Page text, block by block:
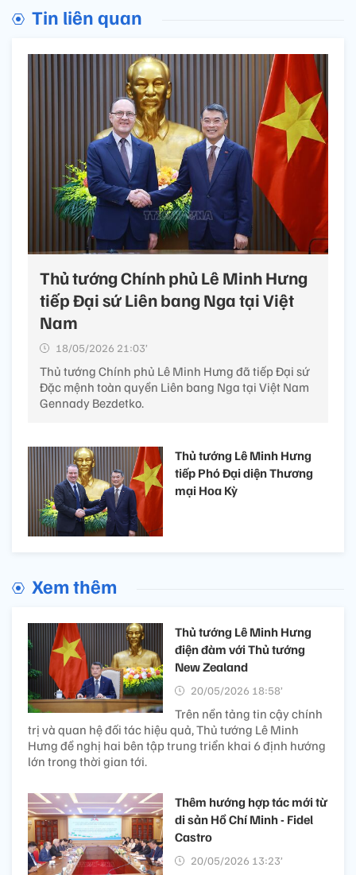
Tin liên quan
Thủ tướng Chính phủ Lê Minh Hưng
tiếp Đại sứ Liên bang Nga tại Việt
Nam
18/05/2026 21:03’
Thủ tướng Chính phủ Lê Minh Hưng đã tiếp Đại sứ
Đặc mệnh toàn quyền Liên bang Nga tại Việt Nam
Gennady Bezdetko.
Thủ tướng Lê Minh Hưng
tiếp Phó Đại diện Thương
mại Hoa Kỳ
Xem thêm
Thủ tướng Lê Minh Hưng
điện đàm với Thủ tướng
New Zealand
20/05/2026 18:58’
Trên nền tảng tin cậy chính
trị và quan hệ đối tác hiệu quả, Thủ tướng Lê Minh
Hưng đề nghị hai bên tập trung triển khai 6 định hướng
lớn trong thời gian tới.
Thêm hướng hợp tác mới từ
di sản Hồ Chí Minh - Fidel
Castro
20/05/2026 13:23’